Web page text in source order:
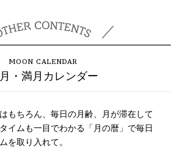
・満月カレンダー
もちろん、毎日の月齢、月が滞在して
イムも一目でわかる「月の暦」で毎日
を取り入れて。